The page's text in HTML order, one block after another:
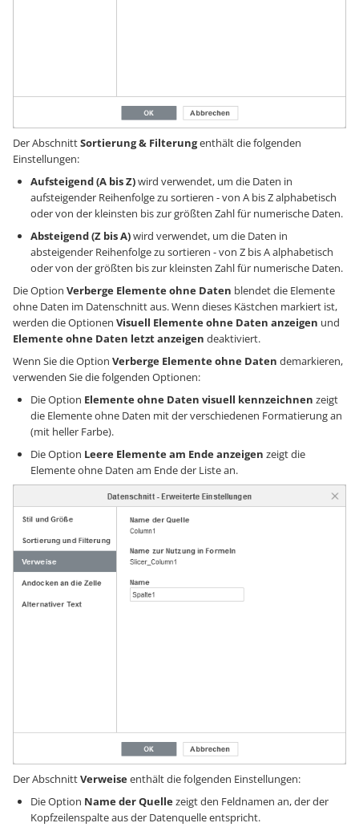
Der AbschnittSortierung & Filterungenthält die folgenden
Einstellungen:
Aufsteigend (A bis Z)wird verwendet, um die Daten in
aufsteigender Reihenfolge zu sortieren - von A bis Z alphabetisch
oder von der kleinsten bis zur größten Zahl für numerische Daten.
Absteigend (Z bis A)wird verwendet, um die Daten in
absteigender Reihenfolge zu sortieren - von Z bis A alphabetisch
oder von der größten bis zur kleinsten Zahl für numerische Daten.
Die Option Verberge Elemente ohne Daten blendet die Elemente
ohne Daten im Datenschnitt aus. Wenn dieses Kästchen markiert ist,
werden die Optionen Visuell Elemente ohne Daten anzeigen und
Elemente ohne Daten letzt anzeigen deaktiviert.
Wenn Sie die Option Verberge Elemente ohne Daten demarkieren,
verwenden Sie die folgenden Optionen:
Die Option Elemente ohne Daten visuell kennzeichnen zeigt
die Elemente ohne Daten mit der verschiedenen Formatierung an
(mit heller Farbe).
Die Option Leere Elemente am Ende anzeigen zeigt die
Elemente ohne Daten am Ende der Liste an.
Der AbschnittVerweiseenthält die folgenden Einstellungen:
Die Option Name der Quellezeigt den Feldnamen an, der der
Kopfzeilenspalte aus der Datenquelle entspricht.